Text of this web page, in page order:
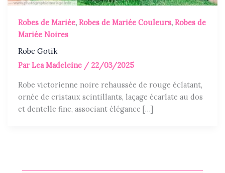
Robes de Mariée,Robes de Mariée Couleurs,Robes de
Mariée Noires
Robe Gotik
ParLea Madeleine / 22/03/2025
Robe victorienne noire rehaussée de rouge éclatant,
ornée de cristaux scintillants, laçage écarlate au dos
et dentelle fine, associant élégance […]